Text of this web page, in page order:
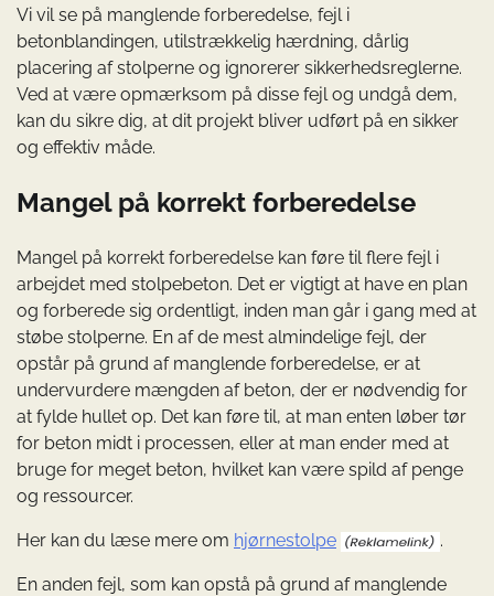
Vi vil se på manglende forberedelse, fejl i
betonblandingen, utilstrækkelig hærdning, dårlig
placering af stolperne og ignorerer sikkerhedsreglerne.
Ved at være opmærksom på disse fejl og undgå dem,
kan du sikre dig, at dit projekt bliver udført på en sikker
og effektiv måde.
Mangel på korrekt forberedelse
Mangel på korrekt forberedelse kan føre til flere fejl i
arbejdet med stolpebeton. Det er vigtigt at have en plan
og forberede sig ordentligt, inden man går i gang med at
støbe stolperne. En af de mest almindelige fejl, der
opstår på grund af manglende forberedelse, er at
undervurdere mængden af beton, der er nødvendig for
at fylde hullet op. Det kan føre til, at man enten løber tør
for beton midt i processen, eller at man ender med at
bruge for meget beton, hvilket kan være spild af penge
og ressourcer.
Her kan du læse mere om hjørnestolpe .
En anden fejl, som kan opstå på grund af manglende